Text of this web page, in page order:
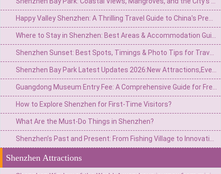
How to Explore Shenzhen for First-Time Visitors?
What Are the Must-Do Things in Shenzhen?
Shenzhen Attractions